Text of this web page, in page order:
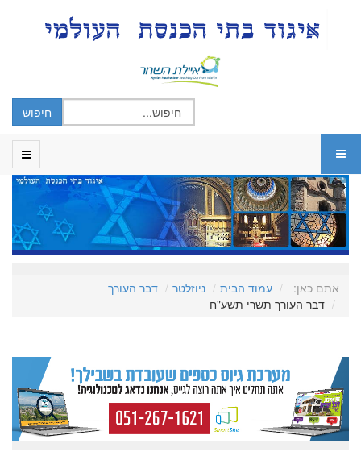
אתם כאן: עמוד הבית ניוזלטר
דבר העורך
דבר העורך תשרי תשע"ח